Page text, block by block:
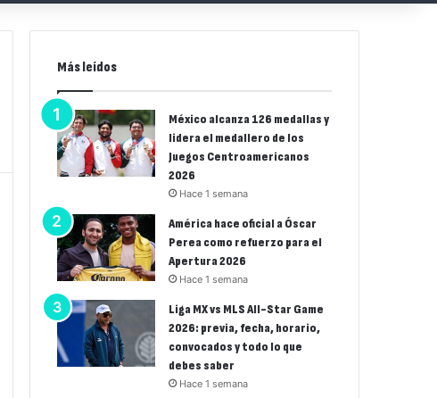
Más leídos
México alcanza 126 medallas y
lidera el medallero de los
Juegos Centroamericanos
2026
Hace 1 semana
América hace oficial a Óscar
Perea como refuerzo para el
Apertura 2026
Hace 1 semana
Liga MX vs MLS All-Star Game
2026: previa, fecha, horario,
convocados y todo lo que
debes saber
Hace 1 semana